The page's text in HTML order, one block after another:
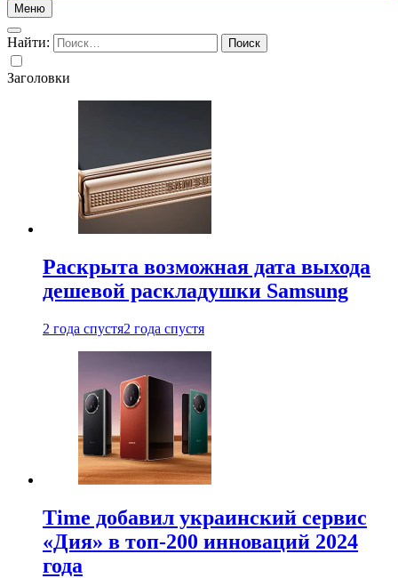
Меню
Найти:
Заголовки
Раскрыта возможная дата выхода
дешевой раскладушки Samsung
2 года спустя2 года спустя
Time добавил украинский сервис
«Дия» в топ-200 инноваций 2024
года